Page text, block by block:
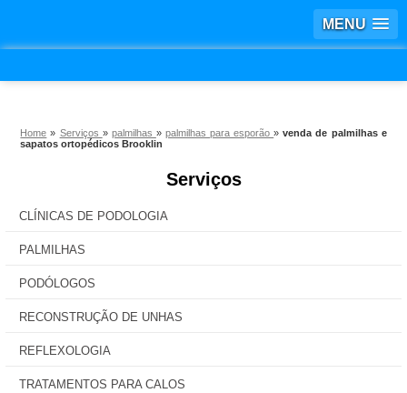
MENU
Home » Serviços » palmilhas » palmilhas para esporão»venda de palmilhas e
sapatos ortopédicos Brooklin
Serviços
CLÍNICAS DE PODOLOGIA
PALMILHAS
PODÓLOGOS
RECONSTRUÇÃO DE UNHAS
REFLEXOLOGIA
TRATAMENTOS PARA CALOS